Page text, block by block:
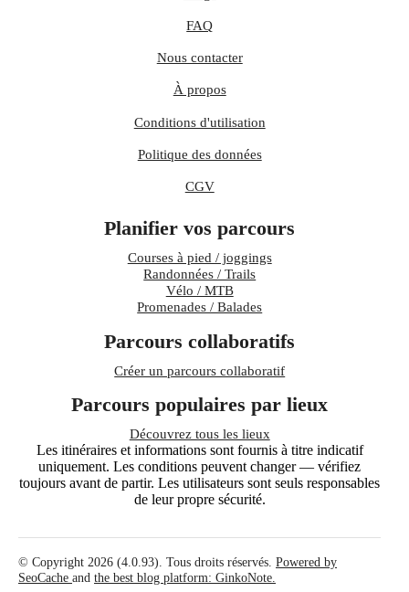
FAQ
Nous contacter
À propos
Conditions d'utilisation
Politique des données
CGV
Planifier vos parcours
Courses à pied / joggings
Randonnées / Trails
Vélo / MTB
Promenades / Balades
Parcours collaboratifs
Créer un parcours collaboratif
Parcours populaires par lieux
Découvrez tous les lieux
Les itinéraires et informations sont fournis à titre indicatif
uniquement. Les conditions peuvent changer — vérifiez
toujours avant de partir. Les utilisateurs sont seuls responsables
de leur propre sécurité.
© Copyright 2026 (4.0.93). Tous droits réservés. Powered by
SeoCache and the best blog platform: GinkoNote.